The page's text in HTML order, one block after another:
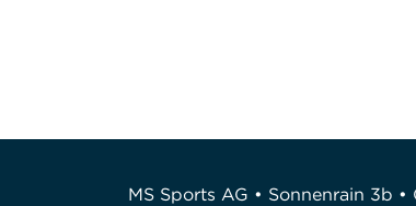
MS Sports AG • Sonnenrain 3b •